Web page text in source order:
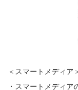
＜スマートメディア
・スマートメディ